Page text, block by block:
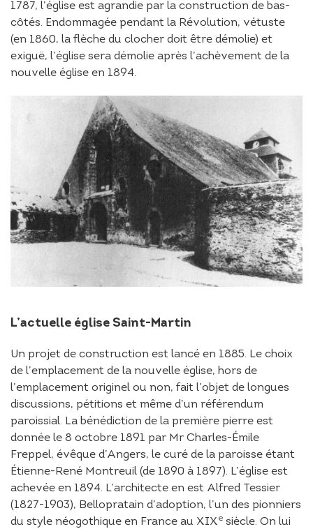
1787, l’église est agrandie par la construction de bas-
côtés. Endommagée pendant la Révolution, vétuste
(en 1860, la flèche du clocher doit être démolie) et
exiguë, l’église sera démolie après l’achèvement de la
nouvelle église en 1894.
L’actuelle église Saint-Martin
Un projet de construction est lancé en 1885. Le choix
de l’emplacement de la nouvelle église, hors de
l’emplacement originel ou non, fait l’objet de longues
discussions, pétitions et même d’un référendum
paroissial. La bénédiction de la première pierre est
donnée le 8 octobre 1891 par Mr Charles-Émile
Freppel, évêque d’Angers, le curé de la paroisse étant
Étienne-René Montreuil (de 1890 à 1897). L’église est
achevée en 1894. L’architecte en est Alfred Tessier
(1827-1903), Bellopratain d’adoption, l’un des pionniers
du style néogothique en France au XIXe siècle. On lui